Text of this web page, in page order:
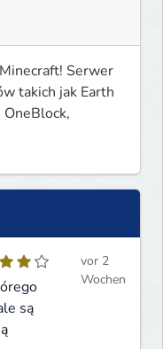
Serwer
takich jak Earth
OneBlock,
są
vor 2
Wochen